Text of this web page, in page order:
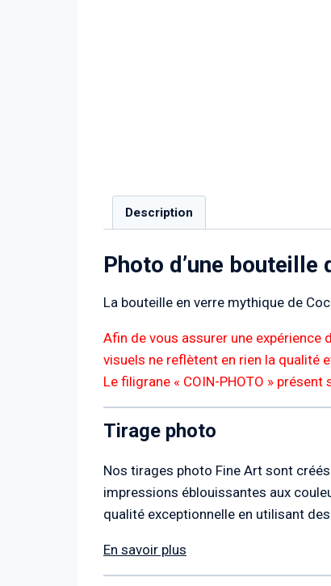
Description
Photo d’une bouteille
La bouteille en verre mythique de
Afin de vous assurer une
visuels ne reflètent en rien la qualité
Le filigrane « COIN-PHOTO »
Tirage photo
Nos tirages photo Fine Art sont
impressions éblouissantes aux
qualité exceptionnelle en utilisant
En savoir plus